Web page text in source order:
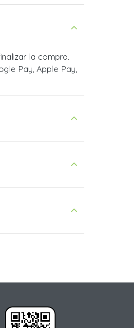
la compra.
Pay, Apple Pay,